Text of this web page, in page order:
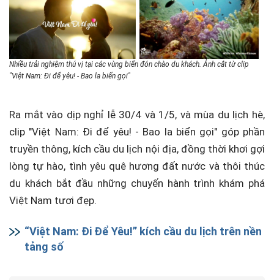
Nhiều trải nghiệm thú vị tại các vùng biển đón chào du khách. Ảnh cắt từ clip
"Việt Nam: Đi để yêu! - Bao la biển gọi"
Ra mắt vào dịp nghỉ lễ 30/4 và 1/5, và mùa du lịch hè,
clip "Việt Nam: Đi để yêu! - Bao la biển gọi" góp phần
truyền thông, kích cầu du lịch nội địa, đồng thời khơi gợi
lòng tự hào, tình yêu quê hương đất nước và thôi thúc
du khách bắt đầu những chuyến hành trình khám phá
Việt Nam tươi đẹp.
“Việt Nam: Đi Để Yêu!” kích cầu du lịch trên nền
tảng số